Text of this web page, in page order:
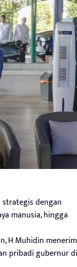
strategis dengan
manusia, hingga
H Muhidin
pribadi gubernur di